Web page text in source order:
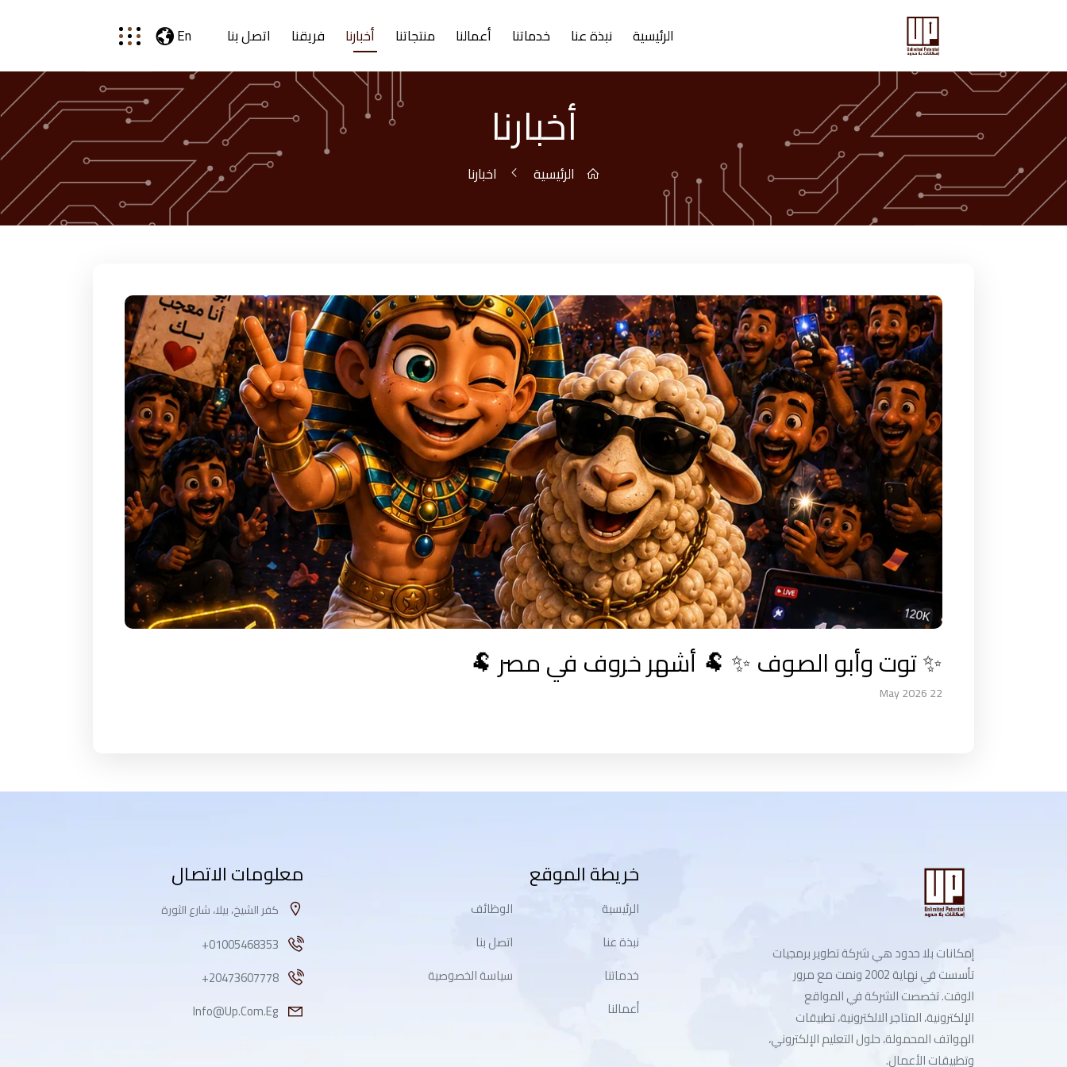
الرئيسية نبذة عنا خدماتنا أعمالنا منتجاتنا أخبارنا فريقنا اتصل بنا En
أخبارنا
الرئيسية اخبارنا
✨ توت وأبو الصوف ✨ 🐏 أشهر خروف في مصر 🐏
22 May 2026
إمكانات بلا حدود هي شركة تطوير برمجيات
تأسست في نهاية 2002 ونمت مع مرور
الوقت. تخصصت الشركة في المواقع
الإلكترونية، المتاجر الالكترونية، تطبيقات
الهواتف المحمولة، حلول التعليم الإلكتروني،
وتطبيقات الأعمال.
خريطة الموقع
الرئيسية
نبذة عنا
خدماتنا
أعمالنا
الوظائف
اتصل بنا
سياسة الخصوصية
معلومات الاتصال
كفر الشيخ، بيلا، شارع الثورة
01005468353+
20473607778+
Info@up.com.eg